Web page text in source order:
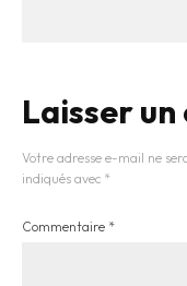
Laisser
Votre adresse e-mail ne
indiqués avec *
Commentaire *